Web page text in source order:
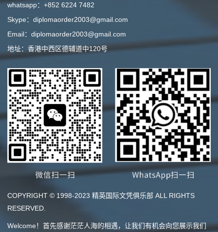
whatsapp：+852 6224 7482
Skype：diplomaorder2003@gmail.com
Email：diplomaorder2003@gmail.com
地址：香港中西区德辅道中120号
COPYRIGHT © 1998-2023 精英国际文凭俱乐部 ALL RIGHTS
RESERVED.
Welcome！首先感谢茫茫人海的相遇，让我们有机会向您展示我们